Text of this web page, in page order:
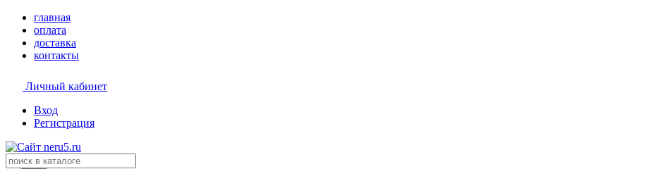
главная
оплата
доставка
контакты
Личный кабинет
Вход
Регистрация